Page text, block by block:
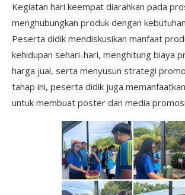
Kegiatan hari keempat diarahkan pada
menghubungkan produk dengan
Peserta didik mendiskusikan manfaat
kehidupan sehari-hari, menghitung biaya
harga jual, serta menyusun strategi
tahap ini, peserta didik juga
untuk membuat poster dan media